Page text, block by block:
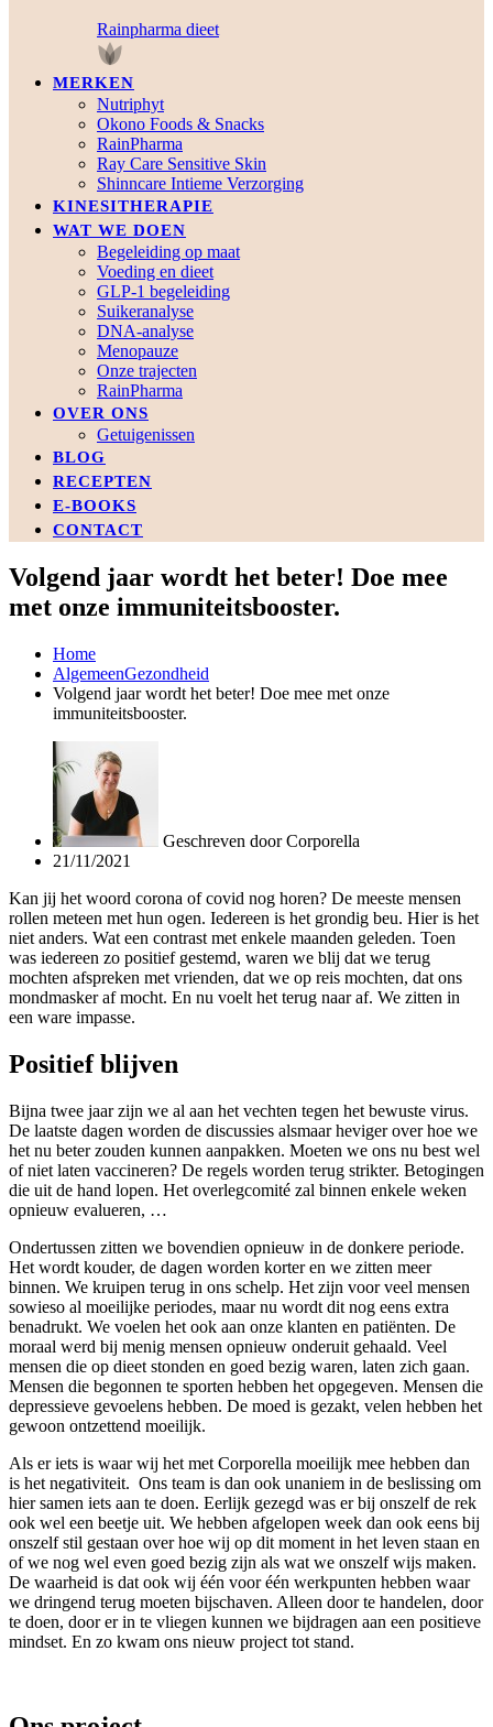
Rainpharma dieet
MERKEN
Nutriphyt
Okono Foods & Snacks
RainPharma
Ray Care Sensitive Skin
Shinncare Intieme Verzorging
KINESITHERAPIE
WAT WE DOEN
Begeleiding op maat
Voeding en dieet
GLP-1 begeleiding
Suikeranalyse
DNA-analyse
Menopauze
Onze trajecten
RainPharma
OVER ONS
Getuigenissen
BLOG
RECEPTEN
E-BOOKS
CONTACT
Volgend jaar wordt het beter! Doe mee
met onze immuniteitsbooster.
Home
AlgemeenGezondheid
Volgend jaar wordt het beter! Doe mee met onze
immuniteitsbooster.
Geschreven doorCorporella
21/11/2021
Kan jij het woord corona of covid nog horen? De meeste mensen
rollen meteen met hun ogen. Iedereen is het grondig beu. Hier is het
niet anders. Wat een contrast met enkele maanden geleden. Toen
was iedereen zo positief gestemd, waren we blij dat we terug
mochten afspreken met vrienden, dat we op reis mochten, dat ons
mondmasker af mocht. En nu voelt het terug naar af. We zitten in
een ware impasse.
Positief blijven
Bijna twee jaar zijn we al aan het vechten tegen het bewuste virus.
De laatste dagen worden de discussies alsmaar heviger over hoe we
het nu beter zouden kunnen aanpakken. Moeten we ons nu best wel
of niet laten vaccineren? De regels worden terug strikter. Betogingen
die uit de hand lopen. Het overlegcomité zal binnen enkele weken
opnieuw evalueren, …
Ondertussen zitten we bovendien opnieuw in de donkere periode.
Het wordt kouder, de dagen worden korter en we zitten meer
binnen. We kruipen terug in ons schelp. Het zijn voor veel mensen
sowieso al moeilijke periodes, maar nu wordt dit nog eens extra
benadrukt. We voelen het ook aan onze klanten en patiënten. De
moraal werd bij menig mensen opnieuw onderuit gehaald. Veel
mensen die op dieet stonden en goed bezig waren, laten zich gaan.
Mensen die begonnen te sporten hebben het opgegeven. Mensen die
depressieve gevoelens hebben. De moed is gezakt, velen hebben het
gewoon ontzettend moeilijk.
Als er iets is waar wij het met Corporella moeilijk mee hebben dan
is het negativiteit. Ons team is dan ook unaniem in de beslissing om
hier samen iets aan te doen. Eerlijk gezegd was er bij onszelf de rek
ook wel een beetje uit. We hebben afgelopen week dan ook eens bij
onszelf stil gestaan over hoe wij op dit moment in het leven staan en
of we nog wel even goed bezig zijn als wat we onszelf wijs maken.
De waarheid is dat ook wij één voor één werkpunten hebben waar
we dringend terug moeten bijschaven. Alleen door te handelen, door
te doen, door er in te vliegen kunnen we bijdragen aan een positieve
mindset. En zo kwam ons nieuw project tot stand.